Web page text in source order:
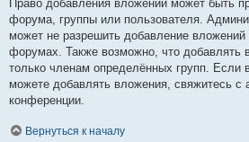
Право добавления вложений может быть
форума, группы или пользователя.
может не разрешить добавление
форумах. Также возможно, что добавлять
только членам определённых групп. Если
можете добавлять вложения, свяжитесь с
конференции.
Вернуться к началу